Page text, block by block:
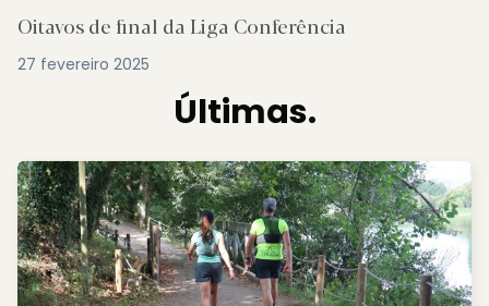
Oitavos de final da Liga Conferência
27 fevereiro 2025
Últimas.